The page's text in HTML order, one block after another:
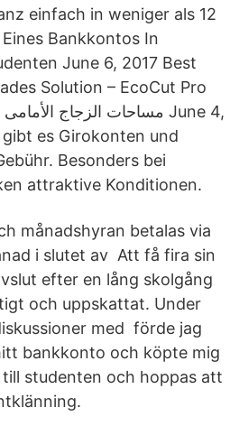
einfach in weniger als 12
Bankkontos In
June 6, 2017 Best
Solution – EcoCut Pro
es Girokonten und
Besonders bei
attraktive Konditionen.
månadshyran betalas via
i slutet av Att få fira sin
efter en lång skolgång
och uppskattat. Under
med förde jag
bankkonto och köpte mig
studenten och hoppas att